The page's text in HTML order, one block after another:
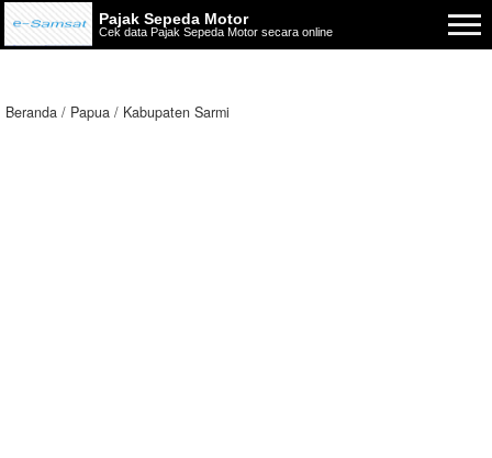
Pajak Sepeda Motor
Cek data Pajak Sepeda Motor secara online
Beranda Papua Kabupaten Sarmi